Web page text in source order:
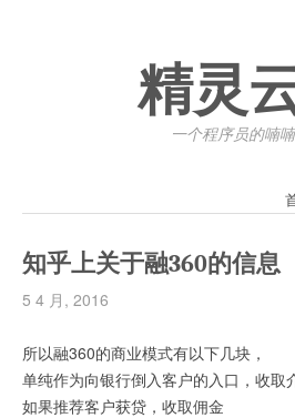
精灵
一个程序员的喃
知乎上关于融360的信息
5 4 月, 2016
所以融360的商业模式有以下几块，
单纯作为向银行倒入客户的入口，收取
如果推荐客户获贷，收取佣金